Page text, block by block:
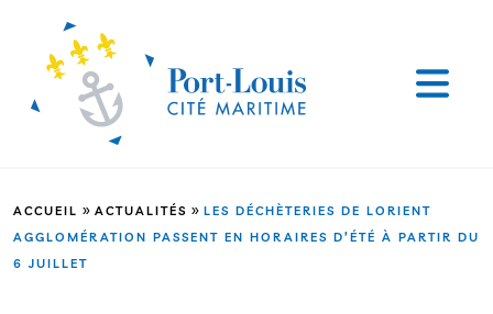
ACCUEIL » ACTUALITÉS » LES DÉCHÈTERIES DE LORIENT
AGGLOMÉRATION PASSENT EN HORAIRES D’ÉTÉ À PARTIR DU
6 JUILLET